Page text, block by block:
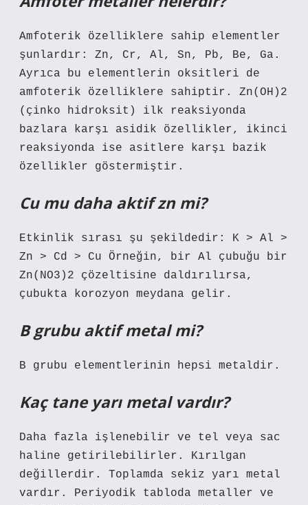
Amfoterik özelliklere sahip elementler
şunlardır: Zn, Cr, Al, Sn, Pb, Be, Ga.
Ayrıca bu elementlerin oksitleri de
amfoterik özelliklere sahiptir. Zn(OH)2
(çinko hidroksit) ilk reaksiyonda
bazlara karşı asidik özellikler, ikinci
reaksiyonda ise asitlere karşı bazik
özellikler göstermiştir.
Cu mu daha aktif zn mi?
Etkinlik sırası şu şekildedir: K > Al >
Zn > Cd > Cu Örneğin, bir Al çubuğu bir
Zn(NO3)2 çözeltisine daldırılırsa,
çubukta korozyon meydana gelir.
B grubu aktif metal mi?
B grubu elementlerinin hepsi metaldir.
Kaç tane yarı metal vardır?
Daha fazla işlenebilir ve tel veya sac
haline getirilebilirler. Kırılgan
değillerdir. Toplamda sekiz yarı metal
vardır. Periyodik tabloda metaller ve